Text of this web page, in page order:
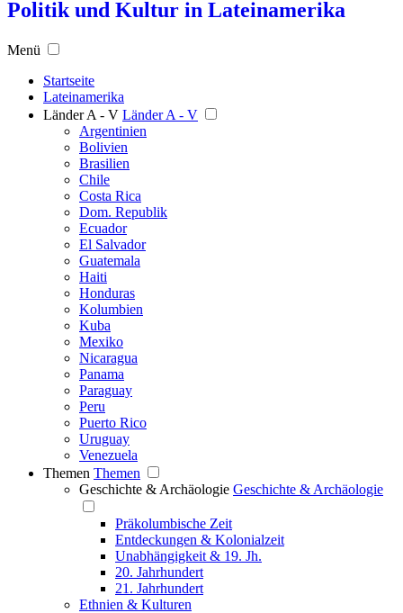
Politik und Kultur in Lateinamerika
Menü
Startseite
Lateinamerika
Länder A - V Länder A - V
Argentinien
Bolivien
Brasilien
Chile
Costa Rica
Dom. Republik
Ecuador
El Salvador
Guatemala
Haiti
Honduras
Kolumbien
Kuba
Mexiko
Nicaragua
Panama
Paraguay
Peru
Puerto Rico
Uruguay
Venezuela
Themen Themen
Geschichte & Archäologie Geschichte & Archäologie
Präkolumbische Zeit
Entdeckungen & Kolonialzeit
Unabhängigkeit & 19. Jh.
20. Jahrhundert
21. Jahrhundert
Ethnien & Kulturen